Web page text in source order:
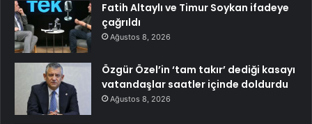
Fatih Altaylı ve Timur Soykan ifadeye
çağrıldı
Ağustos 8, 2026
Özgür Özel’in ‘tam takır’ dediği kasayı
vatandaşlar saatler içinde doldurdu
Ağustos 8, 2026